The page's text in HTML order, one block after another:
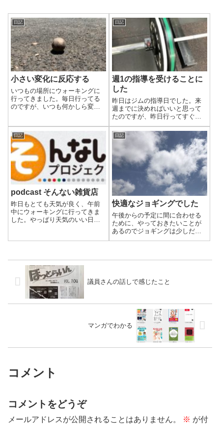
日記
小さい変化に反応する
いつもの場所にウォーキングに
行ってきました。毎日行ってる
のですが、いつも何かしら変化
日記
週1の指導を受けることに
した
昨日はジムの指導日でした。来
週までに決めればいいと思って
たのですが、昨日行ってすぐ今
までのプランから週1指導のプラ
ンに変えたいことを伝えまし
た。
日記
podcast そんない雑貨店
昨日もとても天気が良く、午前
中にウォーキングに行ってきま
した。やっぱり天気のいい日は
日記
快適なジョギングでした
午後からの予定に間に合わせる
ために、やっておきたいことが
あるのでジョギングは少しだけ
にしました。少しでも「やっ
議員さんの話しで感じたこと
マンガでわかる
コメント
コメントをどうぞ
メールアドレスが公開されることはありません。 ※ が付